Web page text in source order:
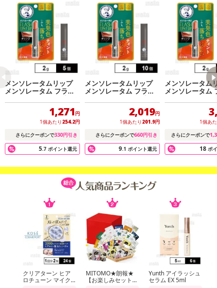
メンソレータムリップ
メンソレータム フラッ
シュティントリップ オ
1,271 円
1個あたり 254.2円
さらにクーポンで330円引き
5.7 ポイント還元
メンソレータムリップ
メンソレータム フラッ
シュティントリップ オ
2,019円
1個あたり 201.9円
さらにクーポンで660円引き
9.1 ポイント還元
メンソレータム
メンソレータム
1個あ
さらにクーポンで
18 ポ
クリアターン ヒア
ロチューン マイク
MITOMO★朗報★
【お楽しみセット】
Yunth アイラッシュ
セラム EX 5ml